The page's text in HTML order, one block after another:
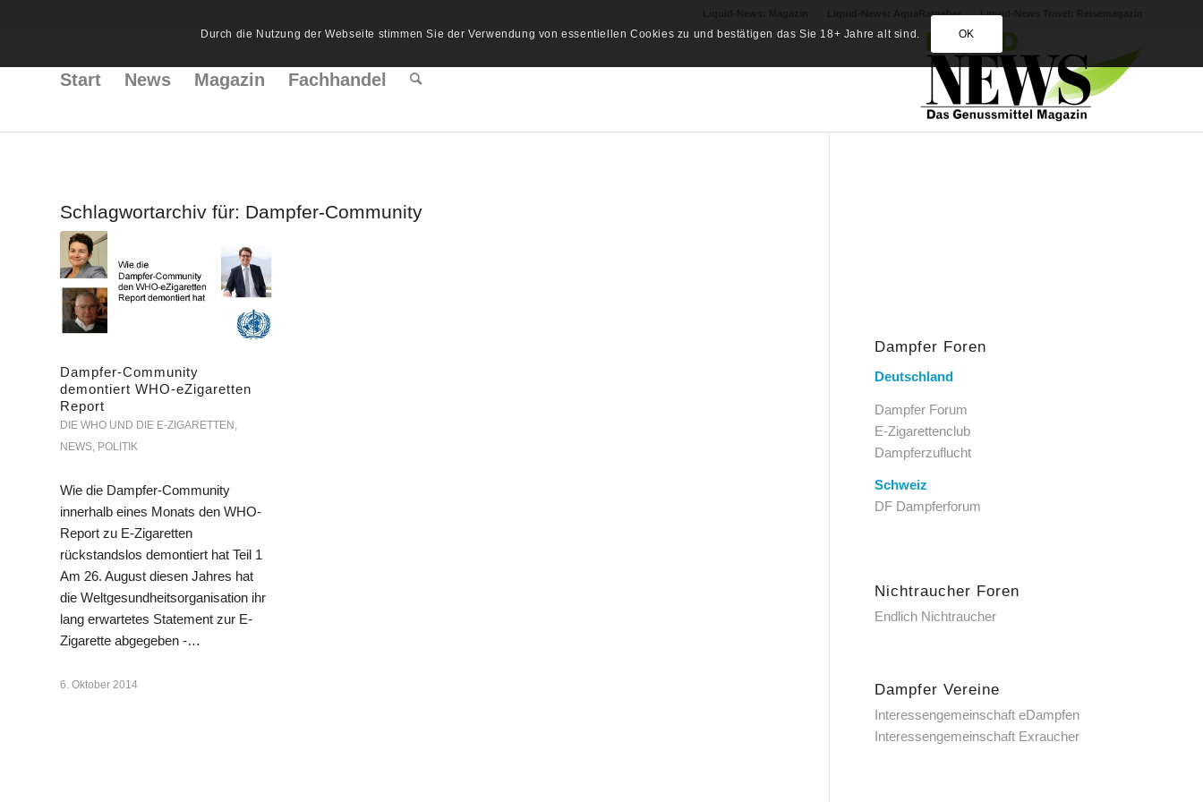
Liquid-News: AquaRatgeber Liquid-News Travel: Reisemagazin
Start News Magazin Fachhandel
Schlagwortarchiv für: Dampfer-Community
Dampfer-Community
demontiert WHO-eZigaretten
Report
DIE WHO UND DIE E-ZIGARETTEN
NEWS POLITIK
Wie die Dampfer-Community
innerhalb eines Monats den WHO-
Report zu E-Zigaretten
rückstandslos demontiert hat Teil 1
Am 26. August diesen Jahres hat
die Weltgesundheitsorganisation ihr
lang erwartetes Statement zur E-
Zigarette abgegeben -…
6. Oktober 2014
Dampfer Foren
Deutschland
Dampfer Forum
E-Zigarettenclub
Dampferzuflucht
Schweiz
DF Dampferforum
Nichtraucher Foren
Endlich Nichtraucher
Dampfer Vereine
Interessengemeinschaft eDampfen
Interessengemeinschaft Exraucher
Durch die Nutzung der Webseite stimmen Sie der Verwendung von essentiellen Cookies zu und bestätigen das Sie 18+ Jahre alt sind. OK